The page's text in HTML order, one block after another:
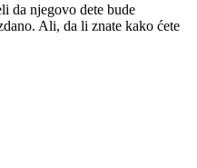
da njegovo dete bude
Ali, da li znate kako ćete